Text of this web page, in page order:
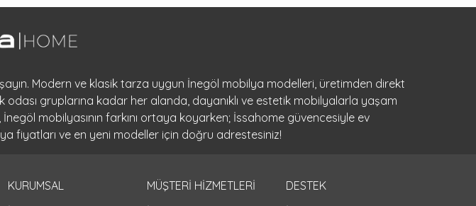
Modern ve klasik tarza uygun İnegöl mobilya modelleri, üretimden direkt
gruplarına kadar her alanda, dayanıklı ve estetik mobilyalarla yaşam
mobilyasının farkını ortaya koyarken; İssahome güvencesiyle ev
fiyatları ve en yeni modeller için doğru adrestesiniz!
KURUMSAL
MÜŞTERİ HİZMETLERİ
DESTEK